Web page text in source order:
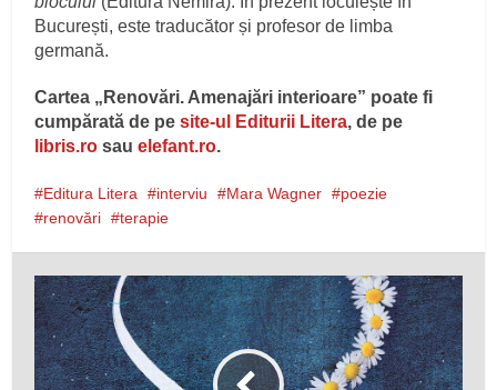
București, este traducător și profesor de limba
germană.
Cartea „Renovări. Amenajări interioare” poate fi
cumpărată de pesite-ul Editurii Litera, de pe
libris.ro sauelefant.ro.
Editura Litera interviu Mara Wagner
poezie
renovări
terapie